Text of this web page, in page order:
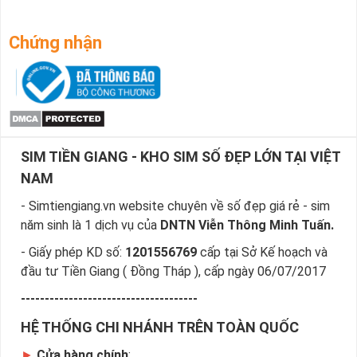
những yêu cầu của bạn, giúp bạn tìm sim nhanh nhất.
Bước 4 : Khi đã chọn được số ưng ý, bạn chọn “Đặt
mua” và điền các thông tin cá nhân của bạn.
Sau khi nhận được đơn đặt hàng của bạn, nhân viên sẽ gọi
điện và chốt đơn và gửi sim về theo địa chỉ của bạn.
được sim số đẹp giá rẻ, sim giảm giá gọi ngay vào
Hotline:0981.63.63.63 để đặt mua sim, hoặc có thể đến trực
Chứng nhận
SIM TIỀN GIANG - KHO SIM SỐ ĐẸP LỚN TẠI VIỆT
NAM
- Simtiengiang.vn website chuyên về số đẹp giá rẻ - sim
năm sinh là 1 dịch vụ của DNTN Viễn Thông Minh Tuấn.
- Giấy phép KD số: 1201556769 cấp tại Sở Kế hoạch và
đầu tư Tiền Giang ( Đồng Tháp ), cấp ngày 06/07/2017
-------------------------------------
HỆ THỐNG CHI NHÁNH TRÊN TOÀN QUỐC